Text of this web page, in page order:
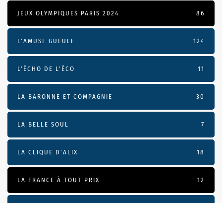
JEUX OLYMPIQUES PARIS 2024 86
L'AMUSE GUEULE 124
L’ÉCHO DE L’ÉCO 11
LA BARONNE ET COMPAGNIE 30
LA BELLE SOUL 7
LA CLIQUE D'ALIX 18
LA FRANCE À TOUT PRIX 12